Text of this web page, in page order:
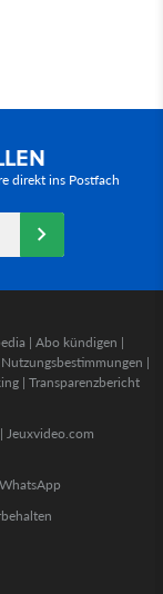
direkt ins Postfach
| Abo kündigen |
Nutzungsbestimmungen |
| Transparenzbericht
| Jeuxvideo.com
WhatsApp